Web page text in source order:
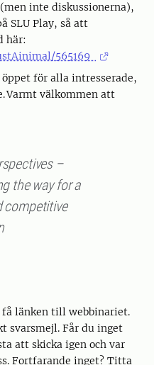
inte diskussionerna),
SLU Play, så att
här:
565169
öppet för alla intresserade,
Varmt välkommen att
–
the way for a
competitive
länken till webbinariet.
svarsmejl. Får du inget
att skicka igen och var
Fortfarande inget? Titta